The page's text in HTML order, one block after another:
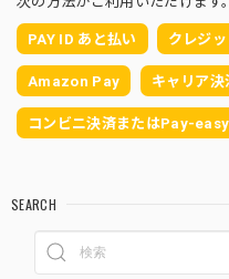
PAY ID あと払い クレジ
Amazon Pay キャリア決
コンビニ決済またはPay-easy
SEARCH